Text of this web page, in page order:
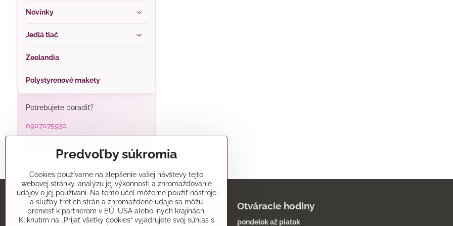
Novinky
Jedlá tlač
Zeelandia
Polystyrenové makety
Potrebujete poradiť?
0907075930
Predajňa
Alatorty
Otváracie hodiny
pondelok až piatok
Predvoľby súkromia
Cookies používame na zlepšenie vašej návštevy tejto
webovej stránky, analýzu jej výkonnosti a zhromažďovanie
údajov o jej používaní. Na tento účel môžeme použiť nástroje
a služby tretích strán a zhromaždené údaje sa môžu
preniesť k partnerom v EÚ, USA alebo iných krajinách.
Kliknutím na „Prijať všetky cookies“ vyjadrujete svoj súhlas s